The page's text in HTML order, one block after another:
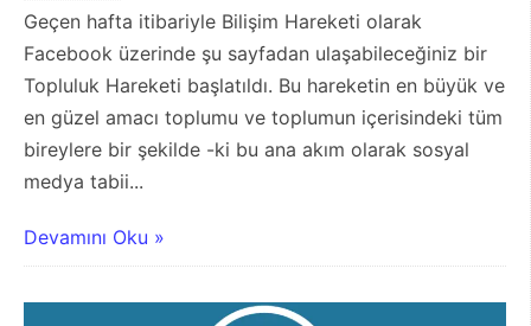
Geçen hafta itibariyle Bilişim Hareketi olarak
Facebook üzerinde şu sayfadan ulaşabileceğiniz bir
Topluluk Hareketi başlatıldı. Bu hareketin en büyük ve
en güzel amacı toplumu ve toplumun içerisindeki tüm
bireylere bir şekilde -ki bu ana akım olarak sosyal
medya tabii...
Devamını Oku »